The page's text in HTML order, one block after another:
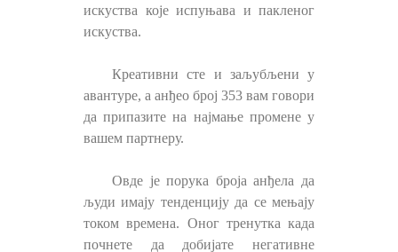
искуства које испуњава и пакленог
искуства.
Креативни сте и заљубљени у
авантуре, а анђео број 353 вам говори
да припазите на најмање промене у
вашем партнеру.
Овде је порука броја анђела да
људи имају тенденцију да се мењају
током времена. Оног тренутка када
почнете да добијате негативне